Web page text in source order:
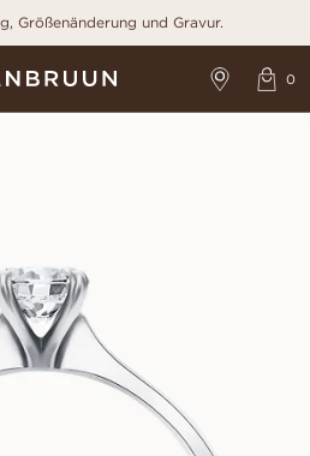
Größenänderung und Gravur.